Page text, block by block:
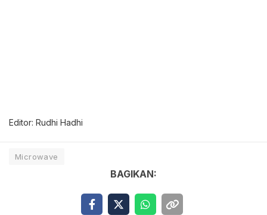
Editor: Rudhi Hadhi
Microwave
BAGIKAN: